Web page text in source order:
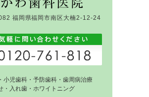
福岡県福岡市南区大楠2-12-24
小児歯科・予防歯科・歯周病治療
・入れ歯・ホワイトニング